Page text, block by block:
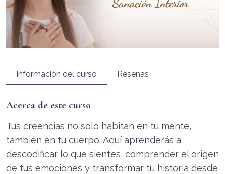
Información del curso Reseñas
Acerca de este curso
Tus creencias no solo habitan en tu mente,
también en tu cuerpo. Aquí aprenderás a
descodificar lo que sientes, comprender el origen
de tus emociones y transformar tu historia desde